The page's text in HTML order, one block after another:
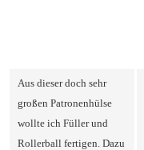
Aus dieser doch sehr
großen Patronenhülse
wollte ich Füller und
Rollerball fertigen. Dazu